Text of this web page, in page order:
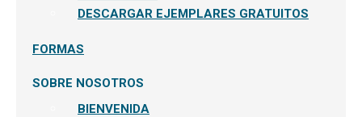
DESCARGAR EJEMPLARES GRATUITOS
FORMAS
SOBRE NOSOTROS
BIENVENIDA